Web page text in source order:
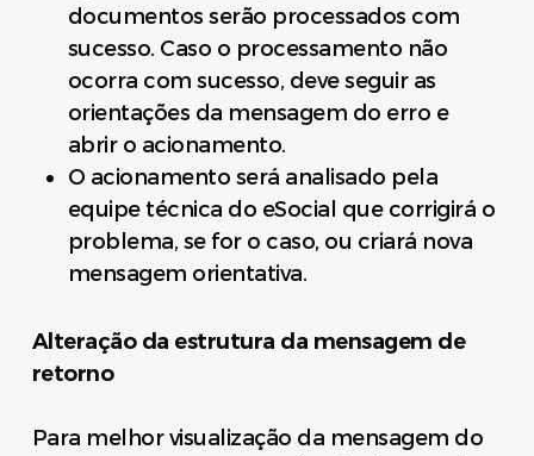
documentos serão processados com
sucesso. Caso o processamento não
ocorra com sucesso, deve seguir as
orientações da mensagem do erro e
abrir o acionamento.
O acionamento será analisado pela
equipe técnica do eSocial que corrigirá o
problema, se for o caso, ou criará nova
mensagem orientativa.
Alteração da estrutura da mensagem de
retorno
Para melhor visualização da mensagem do